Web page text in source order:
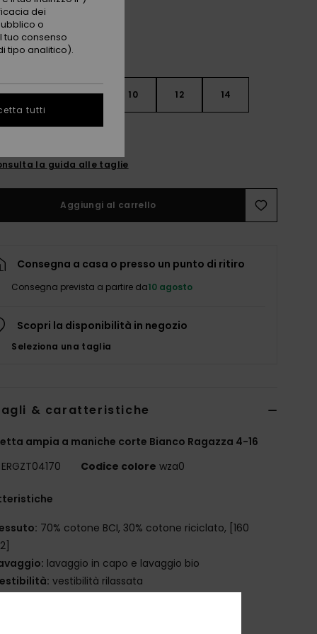
6 8 10 12 14
la guida alle taglie
Aggiungi al carrello
Consegna a casa o presso un punto di ritiro
Consegna prevista a partire da10 agosto
Scopri la disponibilità in negozio
Seleziona una taglia
& caratteristiche
ampia a maniche corte Bianco Ragazza 4-16
ERGZT04170 Codice colore wza0
70% cotone BCI, 30% cotone riciclato, [160
lavaggio in capo e lavaggio bio
vestibilità rilassata
dei
o
tuo consenso
tipo analitico).
tutti